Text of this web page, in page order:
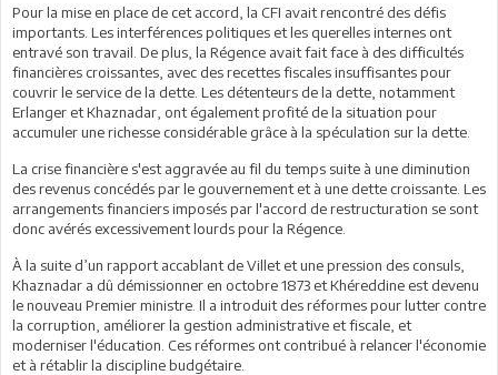
Pour la mise en place de cet accord, la CFI avait rencontré des défis
importants. Les interférences politiques et les querelles internes ont
entravé son travail. De plus, la Régence avait fait face à des difficultés
financières croissantes, avec des recettes fiscales insuffisantes pour
couvrir le service de la dette. Les détenteurs de la dette, notamment
Erlanger et Khaznadar, ont également profité de la situation pour
accumuler une richesse considérable grâce à la spéculation sur la dette.
La crise financière s'est aggravée au fil du temps suite à une diminution
des revenus concédés par le gouvernement et à une dette croissante. Les
arrangements financiers imposés par l'accord de restructuration se sont
donc avérés excessivement lourds pour la Régence.
À la suite d’un rapport accablant de Villet et une pression des consuls,
Khaznadar a dû démissionner en octobre 1873 et Khéreddine est devenu
le nouveau Premier ministre. Il a introduit des réformes pour lutter contre
la corruption, améliorer la gestion administrative et fiscale, et
moderniser l'éducation. Ces réformes ont contribué à relancer l'économie
et à rétablir la discipline budgétaire.